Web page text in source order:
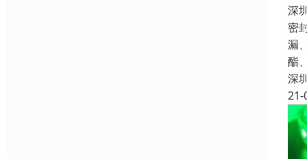
深
密
漏
酯
深
21-